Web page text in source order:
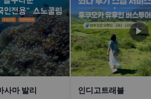
사마 발리 인디고트래블
▶